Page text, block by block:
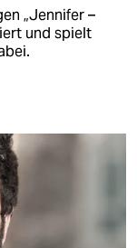
„Jennifer –
und spielt